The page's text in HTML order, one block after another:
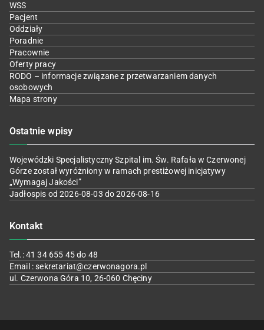
WSS
Pacjent
Oddziały
Poradnie
Pracownie
Oferty pracy
RODO – informacje związane z przetwarzaniem danych
osobowych
Mapa strony
Ostatnie wpisy
Wojewódzki Specjalistyczny Szpital im. Św. Rafała w Czerwonej
Górze został wyróżniony w ramach prestiżowej inicjatywy
„Wymagaj Jakości”
Jadłospis od 2026-08-03 do 2026-08-16
Kontakt
Tel.: 41 34 655 45 do 48
Email : sekretariat@czerwonagora.pl
ul. Czerwona Góra 10, 26-060 Chęciny